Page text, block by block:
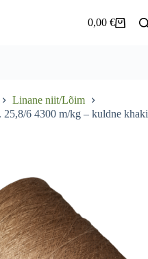
Shopping
0,00€
Linane niit/Lõim
6 4300 m/kg – kuldne khaki